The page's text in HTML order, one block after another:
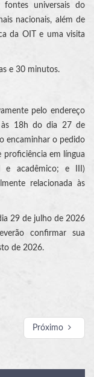
universais do
nacionais, além de
da OIT e uma visita
e 30 minutos.
pelo endereço
18h do dia 27 de
encaminhar o pedido
proficiência em língua
e acadêmico; e III)
relacionada às
29 de julho de 2026
confirmar sua
de 2026.
Próximo